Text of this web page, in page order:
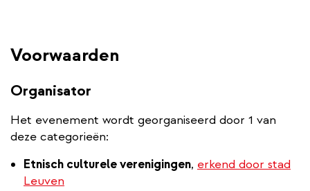
Voorwaarden
Organisator
Het evenement wordt georganiseerd door 1 van
deze categorieën:
Etnisch culturele verenigingen, erkend door stad
Leuven